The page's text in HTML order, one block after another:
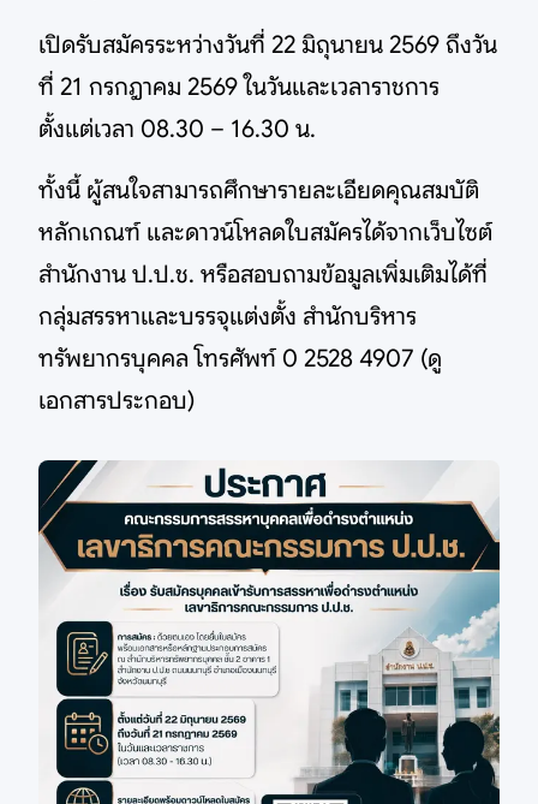
เปิดรับสมัครระหว่างวันที่ 22 มิถุนายน 2569 ถึงวัน
ที่ 21 กรกฎาคม 2569 ในวันและเวลาราชการ
ตั้งแต่เวลา 08.30 – 16.30 น.
ทั้งนี้ ผู้สนใจสามารถศึกษารายละเอียดคุณสมบัติ
หลักเกณฑ์ และดาวน์โหลดใบสมัครได้จากเว็บไซต์
สำนักงาน ป.ป.ช. หรือสอบถามข้อมูลเพิ่มเติมได้ที่
กลุ่มสรรหาและบรรจุแต่งตั้ง สำนักบริหาร
ทรัพยากรบุคคล โทรศัพท์ 0 2528 4907 (ดู
เอกสารประกอบ)